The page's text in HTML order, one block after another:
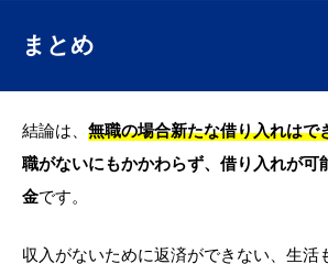
まとめ
結論は、 無職の場合新たな借り入れはで
職がないにもかかわらず、借り入れが可
金です。
収入がないために返済ができない、生活